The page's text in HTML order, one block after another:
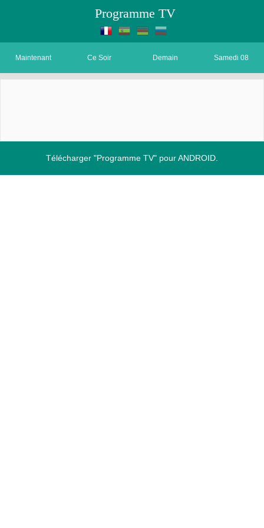
Programme TV
Maintenant Ce Soir Demain Samedi 08
Télécharger "Programme TV" pour ANDROID.